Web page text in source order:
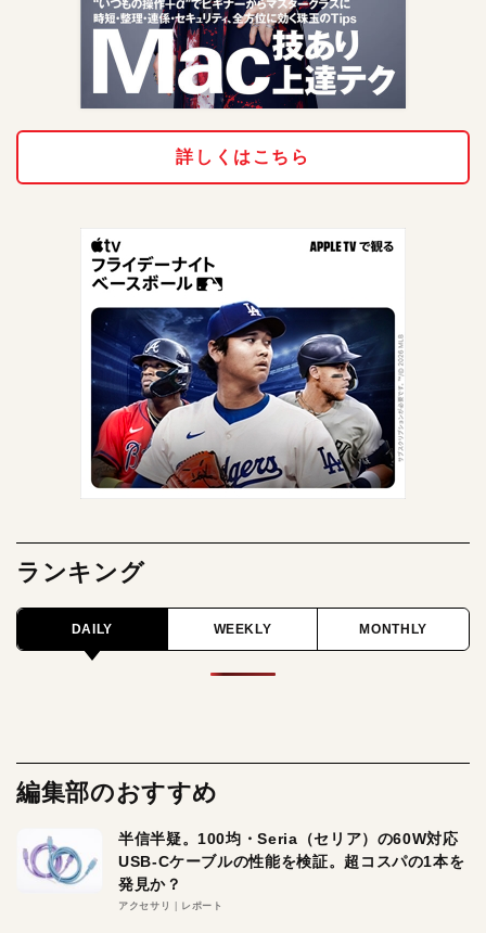
詳しくはこちら
ランキング
DAILY WEEKLY MONTHLY
編集部のおすすめ
半信半疑。100均・Seria（セリア）の60W対応
USB-Cケーブルの性能を検証。超コスパの1本を
発見か？
アクセサリ レポート